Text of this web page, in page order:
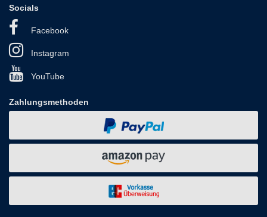
Socials
Facebook
Instagram
YouTube
Zahlungsmethoden